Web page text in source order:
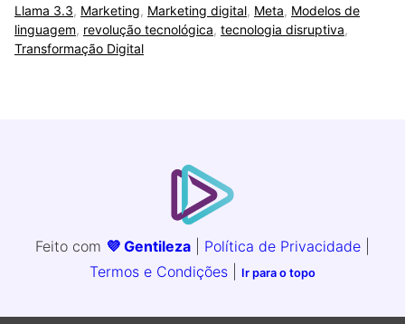
Llama 3.3, Marketing, Marketing digital, Meta, Modelos de
linguagem, revolução tecnológica, tecnologia disruptiva,
Transformação Digital
Feito com 💜 Gentileza Política de Privacidade
Termos e Condições
Ir para o topo